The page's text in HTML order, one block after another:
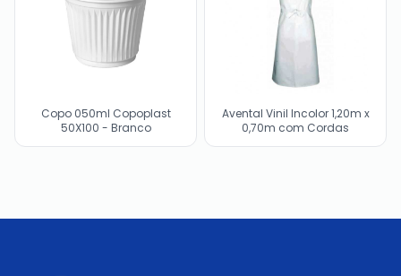
Copo 050ml Copoplast
50X100 - Branco
Avental Vinil Incolor 1,20m x
0,70m com Cordas